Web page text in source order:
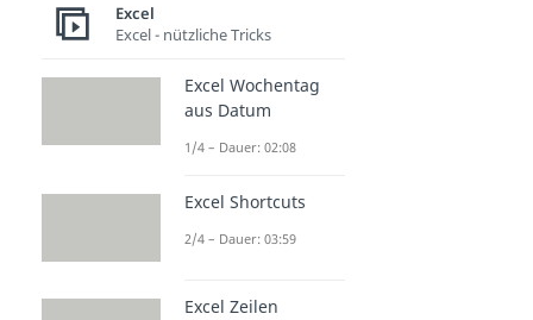
Excel
Excel - nützliche Tricks
Excel Wochentag
aus Datum
1/4 – Dauer: 02:08
Excel Shortcuts
2/4 – Dauer: 03:59
Excel Zeilen